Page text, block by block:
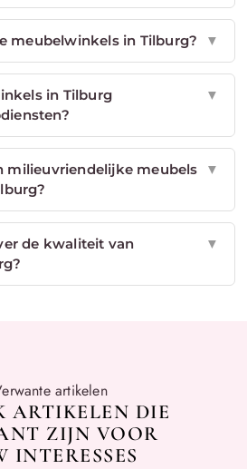
meubelwinkels in Tilburg? ▼
in Tilburg
▼
milieuvriendelijke meubels
▼
de kwaliteit van
▼
artikelen
ARTIKELEN DIE
ZIJN VOOR
INTERESSES